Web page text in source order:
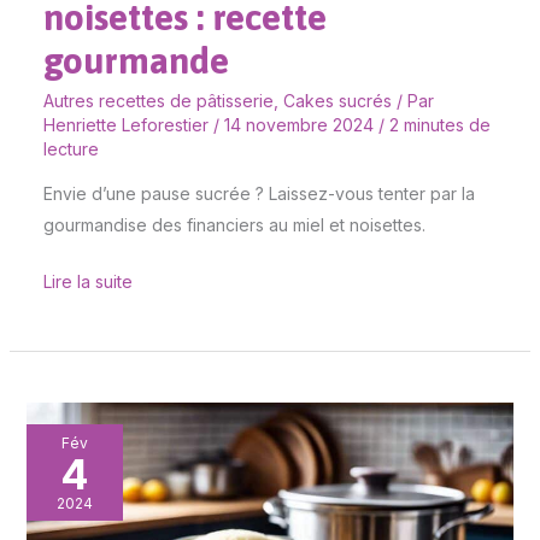
noisettes : recette
gourmande
Autres recettes de pâtisserie Cakes sucrés / Par
Henriette Leforestier / 14 novembre 2024 / 2 minutes de
lecture
Envie d’une pause sucrée ? Laissez-vous tenter par la
gourmandise des financiers au miel et noisettes.
Lire la suite
Fév
4
2024
Tamis
chinois
: